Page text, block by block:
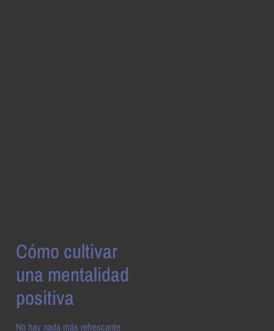
Cómo cultivar
una mentalidad
positiva
No hay nada más refrescante